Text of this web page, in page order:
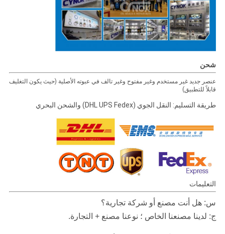
شحن
عنصر جديد غير مستخدم وغير مفتوح وغير تالف في عبوته الأصلية (حيث يكون التغليف
قابلاً للتطبيق)
طريقة التسليم: النقل الجوي (DHL UPS Fedex) والشحن البحري
التعليمات
س: هل أنت مصنع أو شركة تجارية؟
ج: لدينا مصنعنا الخاص ؛ نوعنا مصنع + التجارة.